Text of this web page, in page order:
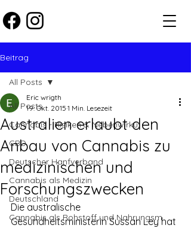
Beitrag
All Posts
Cannabis - Risiken & Nebenwirku
CBD
Deutscher Hanfverband
Cannabis als Medizin
Deutschland
Cannabis als Rohstoff und Nahrungsm
All Posts
Australien erlaubt den
Anbau von Cannabis zu
medizinischen und
Forschungszwecken
Eric wrigth
19. Okt. 2015 1 Min. Lesezeit
Die australische
Gesundheitsministerin Sussan Ley hat